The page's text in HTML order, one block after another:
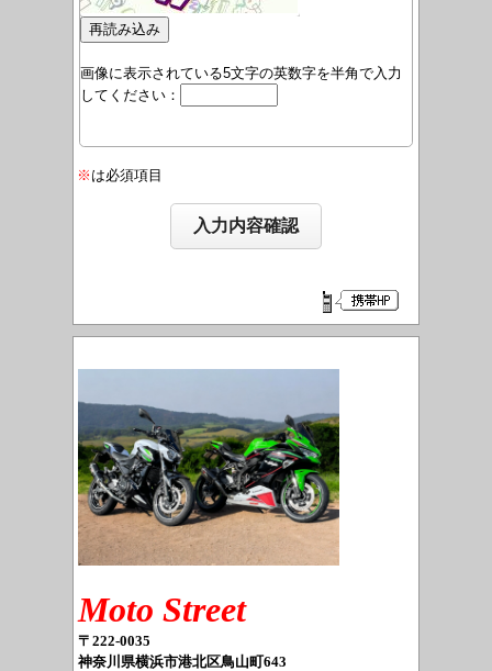
画像に表示されている5文字の英数字を半角で入力
してください：
※ は必須項目
Moto Street
〒222-0035
神奈川県横浜市港北区鳥山町643